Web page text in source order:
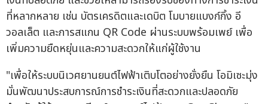
ที่หลากหลาย เช่น บัตรเครดิตและเดบิต โมบายแบงก์กิ้ง อี
วอลเล็ต และการสแกน QR Code ผ่านระบบพร้อมเพย์ เพื่อ
เพิ่มความยืดหยุ่นและความสะดวกให้แก่ผู้ใช้งาน
"เพื่อให้ระบบนิเวศยานยนต์ไฟฟ้าเติบโตอย่างยั่งยืน โอมิเซะมุ่ง
มั่นพัฒนาประสบการณ์การชำระเงินที่สะดวกและปลอดภัย